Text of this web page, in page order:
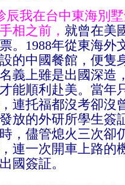
辰我在台中東海別
相之前， 就曾在美
。 1988年從東海外
的中國餐館，便隻
義上雖是出國深造
能順利赴美。當年
連托福都沒考卻沒
放的外研所學生簽
，儘管熄火三次卻
連一次開車上路的
國簽証。